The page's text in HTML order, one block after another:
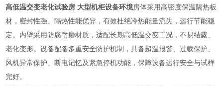
高低温交变老化试验房 大型机柜设备环境房体采用高密度保温隔热板
材，密封性强、隔热性能优异，有效杜绝冷热能量流失，运行节能稳
定。内壁采用防腐耐磨材质，适配长期高低温交变工况，不易结露、
老化变形。设备配备多重安全防护机制，具备超温报警、过载保护、
风机异常保护、断电记忆及紧急停机功能，保障设备运行安全与试样
完好。